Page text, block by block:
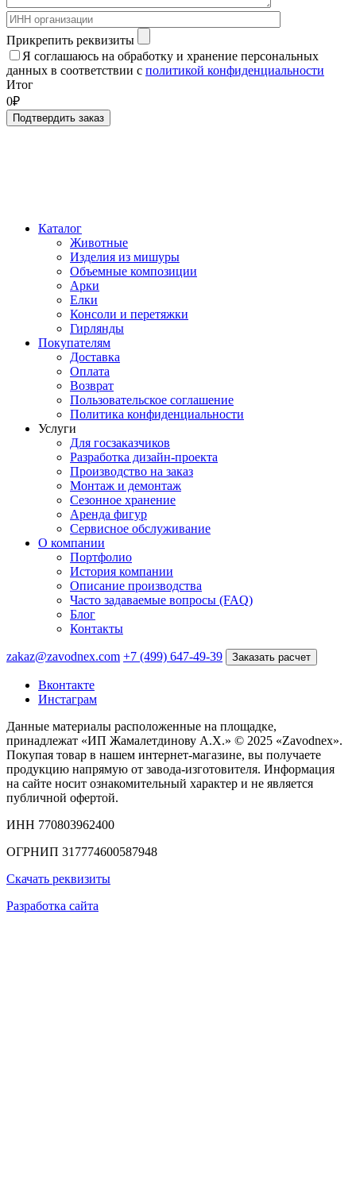
Прикрепить реквизиты
Я соглашаюсь на обработку и хранение персональных
данных в соответствии с политикой конфиденциальности
Итог
0₽
Подтвердить заказ
Каталог
Животные
Изделия из мишуры
Объемные композиции
Арки
Елки
Консоли и перетяжки
Гирлянды
Покупателям
Доставка
Оплата
Возврат
Пользовательское соглашение
Политика конфиденциальности
Услуги
Для госзаказчиков
Разработка дизайн-проекта
Производство на заказ
Монтаж и демонтаж
Сезонное хранение
Аренда фигур
Сервисное обслуживание
О компании
Портфолио
История компании
Описание производства
Часто задаваемые вопросы (FAQ)
Блог
Контакты
zakaz@zavodnex.com +7 (499) 647-49-39 Заказать расчет
Вконтакте
Инстаграм
Данные материалы расположенные на площадке,
принадлежат «ИП Жамалетдинову А.Х.» © 2025 «Zavodnex».
Покупая товар в нашем интернет-магазине, вы получаете
продукцию напрямую от завода-изготовителя. Информация
на сайте носит ознакомительный характер и не является
публичной офертой.
ИНН 770803962400
ОГРНИП 317774600587948
Скачать реквизиты
Разработка сайта